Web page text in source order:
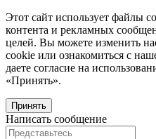
Этот сайт использует файлы
контента и рекламных
целей. Вы можете изменить
cookie или ознакомиться с
даете согласие на
«Принять».
Принять
Написать сообщение